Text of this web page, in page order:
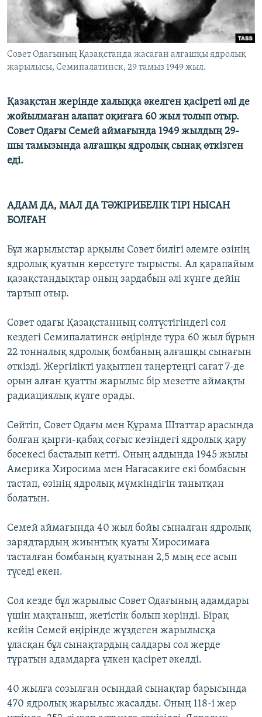
Басқа тілдерде
Совет Одағының Қазақстанда жасаған алғашқы ядролық
жарылысы, Семипалатинск, 29 тамыз 1949 жыл.
Қазақстан жерінде халыққа әкелген қасіреті әлі де
жойылмаған алапат оқиғаға 60 жыл толып отыр.
Совет Одағы Семей аймағында 1949 жылдың 29-
шы тамызында алғашқы ядролық сынақ өткізген
еді.
АДАМ ДА, МАЛ ДА ТӘЖІРИБЕЛІК ТІРІ НЫСАН
БОЛҒАН
Бұл жарылыстар арқылы Совет билігі әлемге өзінің
ядролық қуатын көрсетуге тырысты. Ал қарапайым
қазақстандықтар оның зардабын әлі күнге дейін
тартып отыр.
Совет одағы Қазақстанның солтүстігіндегі сол
кездегі Семипалатинск өңірінде тура 60 жыл бұрын
22 тонналық ядролық бомбаның алғашқы сынағын
өткізді. Жергілікті уақытпен таңертеңгі сағат 7-де
орын алған қуатты жарылыс бір мезетте аймақты
радиациялық күлге орады.
Сөйтіп, Совет Одағы мен Құрама Штаттар арасында
болған қырғи-қабақ соғыс кезіндегі ядролық қару
бәсекесі басталып кетті. Оның алдында 1945 жылы
Америка Хиросима мен Нагасакиге екі бомбасын
тастап, өзінің ядролық мүмкіндігін танытқан
болатын.
Семей аймағында 40 жыл бойы сыналған ядролық
зарядтардың жиынтық қуаты Хиросимаға
тасталған бомбаның қуатынан 2,5 мың есе асып
түседі екен.
Сол кезде бұл жарылыс Совет Одағының адамдары
үшін мақтаныш, жетістік болып көрінді. Бірақ
кейін Семей өңірінде жүздеген жарылысқа
ұласқан бұл сынақтардың салдары сол жерде
тұратын адамдарға үлкен қасірет әкелді.
40 жылға созылған осындай сынақтар барысында
470 ядролық жарылыс жасалды. Оның 118-і жер